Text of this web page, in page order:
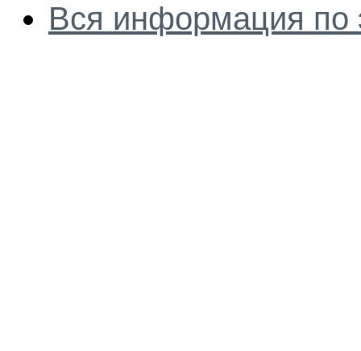
Вся информация по